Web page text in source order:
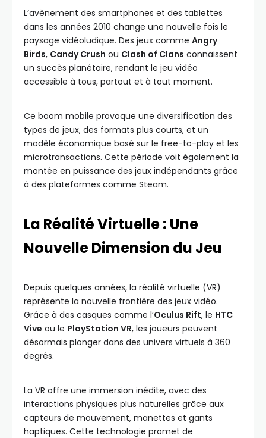
L’avènement des smartphones et des tablettes
dans les années 2010 change une nouvelle fois le
paysage vidéoludique. Des jeux comme Angry
Birds, Candy Crush ou Clash of Clans connaissent
un succès planétaire, rendant le jeu vidéo
accessible à tous, partout et à tout moment.
Ce boom mobile provoque une diversification des
types de jeux, des formats plus courts, et un
modèle économique basé sur le free-to-play et les
microtransactions. Cette période voit également la
montée en puissance des jeux indépendants grâce
à des plateformes comme Steam.
La Réalité Virtuelle : Une
Nouvelle Dimension du Jeu
Depuis quelques années, la réalité virtuelle (VR)
représente la nouvelle frontière des jeux vidéo.
Grâce à des casques comme l’Oculus Rift, le HTC
Vive ou le PlayStation VR, les joueurs peuvent
désormais plonger dans des univers virtuels à 360
degrés.
La VR offre une immersion inédite, avec des
interactions physiques plus naturelles grâce aux
capteurs de mouvement, manettes et gants
haptiques. Cette technologie promet de